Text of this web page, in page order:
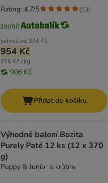
jednotlivě974 Kč
954 Kč
215 Kč / kg
906 Kč
Rating: 4.7/5 (13)
Přidat do košíku
Výhodné balení Bozita
Purely Paté 12 ks (12 x 370
g)
Puppy & Junior s krůtím